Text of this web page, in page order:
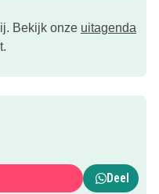
tijden en verdere
Bekijk onze uitagenda
Deel